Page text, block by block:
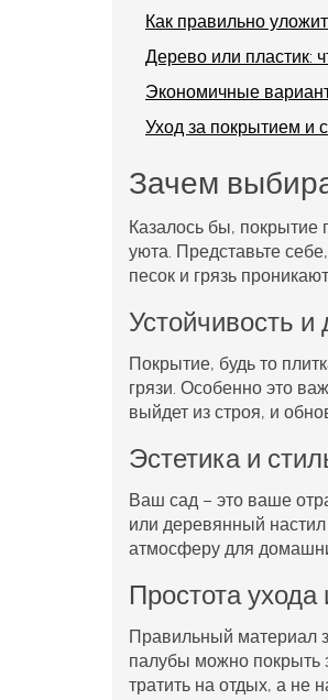
Как правильно
Дерево или пластик:
Экономичные
Уход за покрытием и
Зачем
Казалось бы,
уюта. Представьте
песок и грязь
Устойчивость и
Покрытие, будь то
грязи. Особенно это
выйдет из строя, и
Эстетика и
Ваш сад – это ваше
или деревянный настил
атмосферу для
Простота
Правильный материал
палубы можно покрыть
тратить на отдых, а не